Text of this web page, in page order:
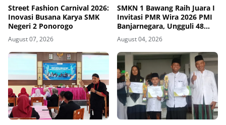
Street Fashion Carnival 2026:
Inovasi Busana Karya SMK
Negeri 2 Ponorogo
August 07, 2026
SMKN 1 Bawang Raih Juara I
Invitasi PMR Wira 2026 PMI
Banjarnegara, Ungguli 48
Tim
August 04, 2026